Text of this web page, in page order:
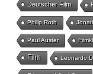
Deutscher Film
Philip Roth
Paul Auster
Film Leonardo